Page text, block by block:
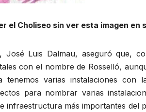
el Choliseo sin ver esta imagen en
Luis Dalmau, aseguró que,
con el nombre de Rosselló,
varias instalaciones con
para nombrar varias
más importantes del